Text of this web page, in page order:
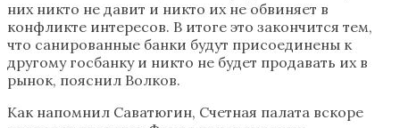
них никто не давит и никто их не обвиняет в
конфликте интересов. В итоге это закончится тем,
что санированные банки будут присоединены к
другому госбанку и никто не будет продавать их в
рынок, пояснил Волков.
Как напомнил Саватюгин, Счетная палата вскоре